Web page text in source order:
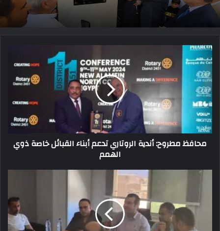
محافظ مطروح: أندية الروتاري تدعم أبناء القبائل خاصة ذوي
الهمم